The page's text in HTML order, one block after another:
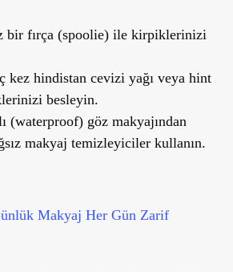
bir fırça (spoolie)ile kirpiklerinizi
kez hindistan cevizi yağı veya hint
besleyin.
(waterproof)göz makyajından
makyaj temizleyicilerkullanın.
Makyaj Her Gün Zarif